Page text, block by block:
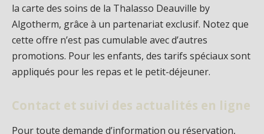
la carte des soins de la Thalasso Deauville by
Algotherm, grâce à un partenariat exclusif. Notez que
cette offre n’est pas cumulable avec d’autres
promotions. Pour les enfants, des tarifs spéciaux sont
appliqués pour les repas et le petit-déjeuner.
Contact et suivi des actualités en ligne
Pour toute demande d’information ou réservation,